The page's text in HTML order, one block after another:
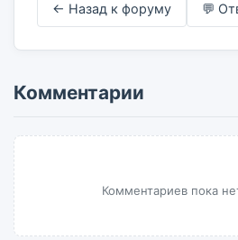
← Назад к форуму 💬
Комментарии
Комментариев пока